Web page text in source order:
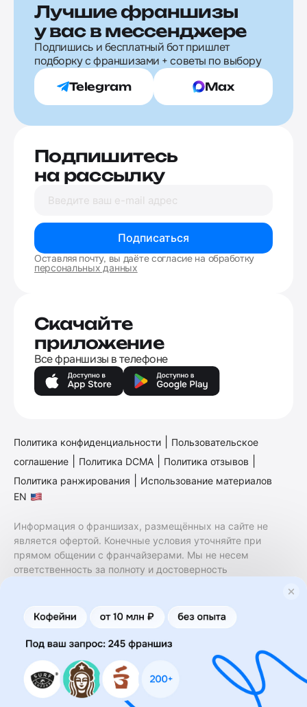
Лучшие франшизы
у вас в мессенджере
Подпишись и бесплатный бот пришлет
подборку с франшизами + советы по выбору
Telegram Max
Подпишитесь
на рассылку
Подписаться
Оставляя почту, вы даёте согласие на обработку
персональных данных
Скачайте
приложение
Все франшизы в телефоне
Политика конфиденциальности
Пользовательское
соглашение
Политика DCMA Политика отзывов
Политика ранжирования
Использование материалов
EN
Информация о франшизах, размещённых на сайте не
является офертой. Конечные условия уточняйте при
прямом общении с франчайзерами. Мы не несем
ответственность за полноту и достоверность
финансовые услуги. Заключение договоров
коммерческой концессии (франчайзинга) осуществляется
правообладателями/их представителями. Бизнесменс.ру
не является посредником или представителем
правообладателя и не несет ответственность за условия
предоставления франшизы и действия лиц,
осуществленные на основании информации, имеющейся